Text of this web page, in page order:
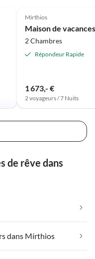
Mírthios
2 Chambres
Répondeur Rapide
1 673,- €
2 voyageurs / 7 Nuits
de rêve dans
dans Mírthios